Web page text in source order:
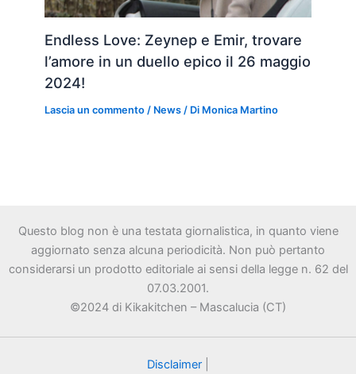
Endless Love: Zeynep e Emir, trovare
l’amore in un duello epico il 26 maggio
2024!
Lascia un commento / News / Di Monica Martino
Questo blog non è una testata giornalistica, in quanto viene
aggiornato senza alcuna periodicità. Non può pertanto
considerarsi un prodotto editoriale ai sensi della legge n. 62 del
07.03.2001.
©2024 di Kikakitchen – Mascalucia (CT)
Disclaimer